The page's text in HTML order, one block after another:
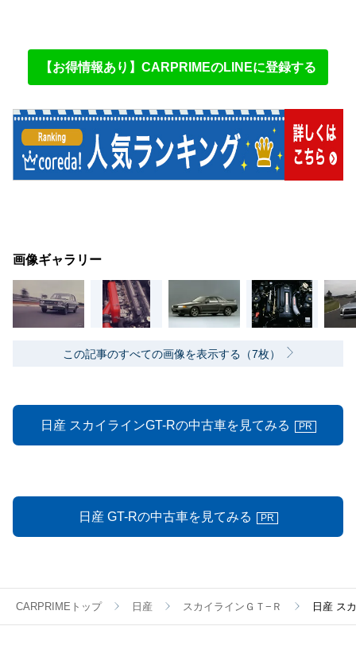
【お得情報あり】CARPRIMEのLINEに登録する
画像ギャラリー
この記事のすべての画像を表示する（7枚）
日産 スカイラインGT-Rの中古車を見てみる PR
日産 GT-Rの中古車を見てみる PR
CARPRIMEトップ 日産 スカイラインＧＴ−Ｒ 日産 ス